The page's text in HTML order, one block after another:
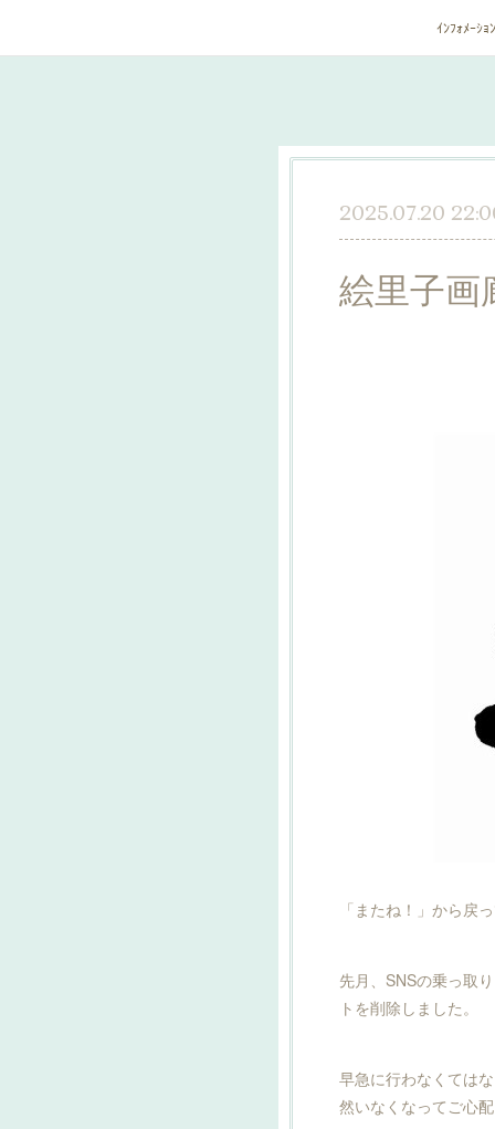
ｲﾝﾌｫﾒｰｼｮﾝ
2025.07.20
絵里子
「またね！」から戻
先月、SNSの乗っ取
トを削除しました。
早急に行わなくては
然いなくなってご心